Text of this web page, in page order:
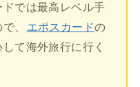
では最高レベル手
、
エポスカードの
て海外旅行に行く